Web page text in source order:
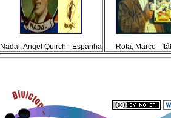
Nadal, Angel Quirch - Espanha Rota, Marco -